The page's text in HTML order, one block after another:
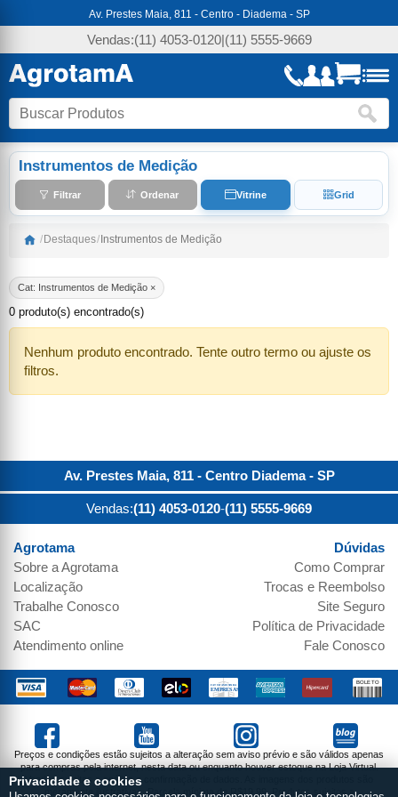
Av. Prestes Maia, 811 - Centro - Diadema - SP
Vendas:(11) 4053-0120|(11) 5555-9669
Instrumentos de Medição
Filtrar Ordenar Vitrine Grid
/ Destaques/ Instrumentos de Medição
Cat: Instrumentos de Medição ×
0 produto(s) encontrado(s)
Nenhum produto encontrado. Tente outro termo ou ajuste os
filtros.
Av. Prestes Maia, 811 - Centro Diadema- SP
Vendas:(11) 4053-0120-(11) 5555-9669
Agrotama
Sobre aAgrotama
Localização
Trabalhe Conosco
SAC
Atendimento online
Dúvidas
Como Comprar
Trocas e Reembolso
Site Seguro
Política de Privacidade
Fale Conosco
Preços e condições estão sujeitos a alteração sem aviso prévio e são válidos apenas
para compras pela internet, nesta data ou enquanto houver estoque na Loja Virtual.
Vendas sujeitas a análise e confirmação de dados. As imagens dos produtos são
meramente ilustrativas. Parcela mínima de R$19,99. Produtos sujeitos a
Privacidade e cookies